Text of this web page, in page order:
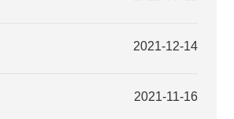
2021-12-14
2021-11-16